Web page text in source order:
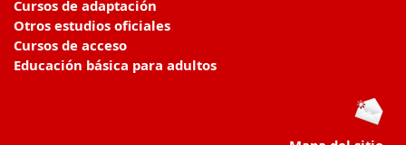
Cursos de adaptación
Otros estudios oficiales
Cursos de acceso
Educación básica para adultos